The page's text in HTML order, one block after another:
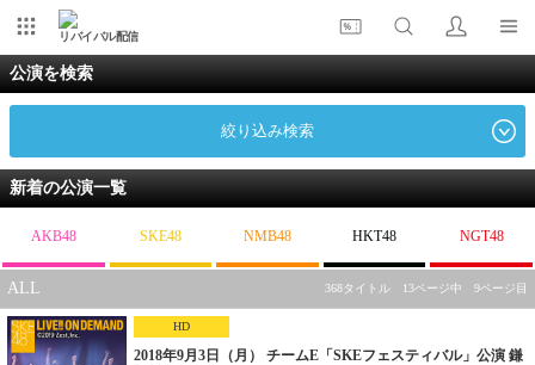
リバイバル配信
公演を検索
絞り込み検索
新着の公演一覧
AKB48 SKE48 NMB48 HKT48 NGT48
ALL 368タイトル 13ページ中 9ページ目
HD
2018年9月3日（月） チームE「SKEフェスティバル」公演 鎌